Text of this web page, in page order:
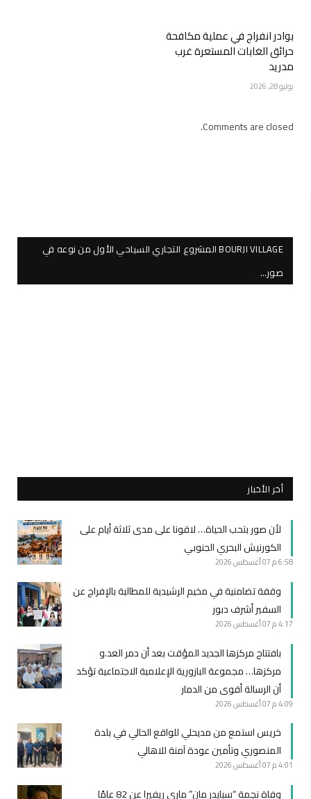
بوادر انفراج في عملية مكافحة
حرائق الغابات المستعرة غرب
مدريد
يوليو 28, 2026
Comments are closed.
BOURJI VILLAGE المشروع التجاري السياحي الأول من نوعه في
صور…
أخر الأخبار
لأن صور بتحب الحياة… لاقونا على مدى ثلاثة أيام على
الكورنيش البحري الجنوبي
6:58 م 07 أغسطس 2026
وقفة تضامنية في مخيم الرشيدية للمطالبة بالإفراج عن
السفير أشرف دبور
4:17 م 07 أغسطس 2026
بافتتاح مركزها الجديد المؤقت بعد أن دمر العد.و
مركزها… مجموعة البازورية الإعلامية الاجتماعية تؤكد
أن الرسالة أقوى من الدمار
4:09 م 07 أغسطس 2026
خريس استمع من مديحلي للواقع الحالي في بلدة
المنصوري وتأمين عودة آمنة للاهالي
4:01 م 07 أغسطس 2026
وفاة نجمة “سبايدر مان” ماري ريفيرا عن 82 عامًا